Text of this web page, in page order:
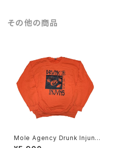
その他の商品
Mole Agency Drunk Injuns